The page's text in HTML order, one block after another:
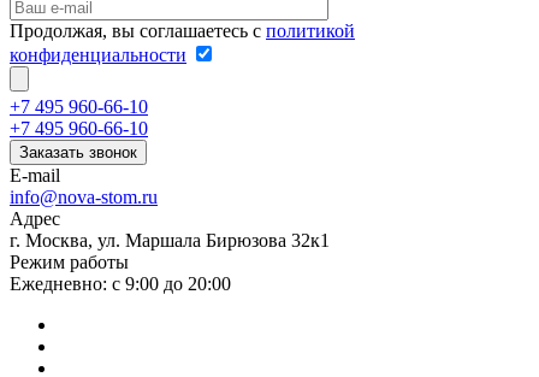
Продолжая, вы соглашаетесь с политикой
конфиденциальности
+7 495 960-66-10
+7 495 960-66-10
Заказать звонок
E-mail
info@nova-stom.ru
Адрес
г. Москва, ул. Маршала Бирюзова 32к1
Режим работы
Ежедневно: с 9:00 до 20:00